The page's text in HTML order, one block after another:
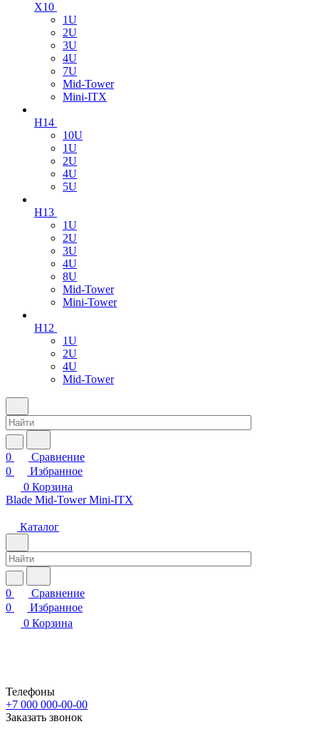
X10
1U
2U
3U
4U
7U
Mid-Tower
Mini-ITX
H14
10U
1U
2U
4U
5U
H13
1U
2U
3U
4U
8U
Mid-Tower
Mini-Tower
H12
1U
2U
4U
Mid-Tower
0
Сравнение
0
Избранное
0 Корзина
Blade Mid-Tower Mini-ITX
Каталог
0
Сравнение
0
Избранное
0 Корзина
Телефоны
+7 000 000-00-00
Заказать звонок